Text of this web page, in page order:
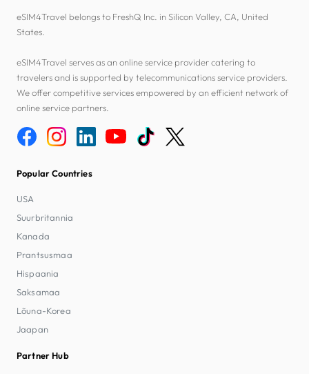
eSIM4Travel belongs to FreshQ Inc. in Silicon Valley, CA, United
States.
eSIM4Travel serves as an online service provider catering to
travelers and is supported by telecommunications service providers.
We offer competitive services empowered by an efficient network of
online service partners.
Popular Countries
USA
Suurbritannia
Kanada
Prantsusmaa
Hispaania
Saksamaa
Lõuna-Korea
Jaapan
Partner Hub